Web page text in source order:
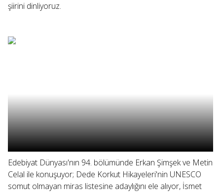
şiirini dinliyoruz.
Edebiyat Dünyası'nın 94. bölümünde Erkan Şimşek ve Metin
Celal ile konuşuyor; Dede Korkut Hikayeleri'nin UNESCO
somut olmayan miras listesine adaylığını ele alıyor, İsmet